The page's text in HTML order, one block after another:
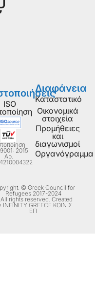
ISO
2015
Aρ.
Διαφάνεια
Καταστατικό
Οικονομικά
στοιχεία
Προμήθειες
και
διαγωνισμοί
Οργανόγραμμα
© Greek Council for
Refugees 2017-2024
rights reserved. Created
INFINITY GREECE ΚΟΙΝ Σ
ΕΠ